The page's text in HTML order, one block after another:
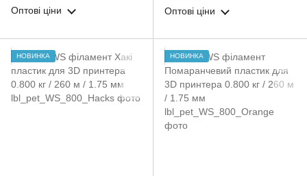
Оптові ціни Оптові ціни
НОВИНКА НОВИНКА